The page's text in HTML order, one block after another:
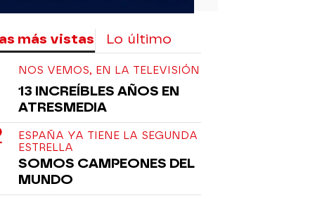
más vistas Lo último
NOS VEMOS, EN LA TELEVISIÓN
13 INCREÍBLES AÑOS EN
ATRESMEDIA
ESPAÑA YA TIENE LA SEGUNDA
ESTRELLA
SOMOS CAMPEONES DEL
MUNDO